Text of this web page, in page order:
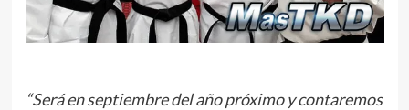
“Será en septiembre del año próximo y contaremos